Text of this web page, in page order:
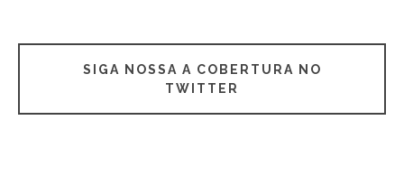
SIGA NOSSA A COBERTURA NO
TWITTER